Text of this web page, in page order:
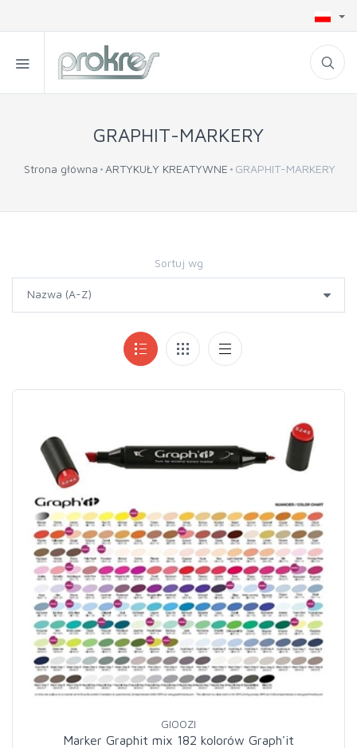
GRAPHIT-MARKERY
Strona główna ARTYKUŁY KREATYWNE GRAPHIT-MARKERY
Sortuj wg
GIOOZI
Marker Graphit mix 182 kolorów Graph'it